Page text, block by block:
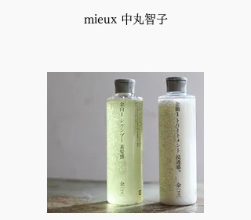
mieux 中丸智子